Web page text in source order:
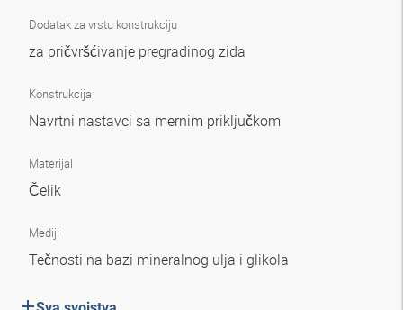
Dodatak za vrstu konstrukciju
za pričvršćivanje pregradinog zida
Konstrukcija
Navrtni nastavci sa mernim priključkom
Materijal
Čelik
Mediji
Tečnosti na bazi mineralnog ulja i glikola